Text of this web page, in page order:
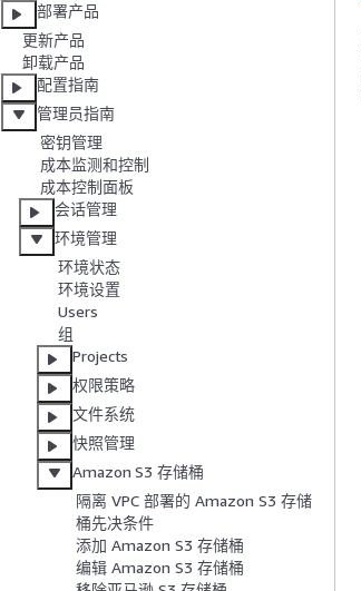
部署产品
更新产品
卸载产品
配置指南
管理员指南
密钥管理
成本监测和控制
成本控制面板
会话管理
环境管理
环境状态
环境设置
Users
组
Projects
权限策略
文件系统
快照管理
Amazon S3 存储桶
隔离 VPC 部署的 Amazon S3 存储
桶先决条件
添加 Amazon S3 存储桶
编辑 Amazon S3 存储桶